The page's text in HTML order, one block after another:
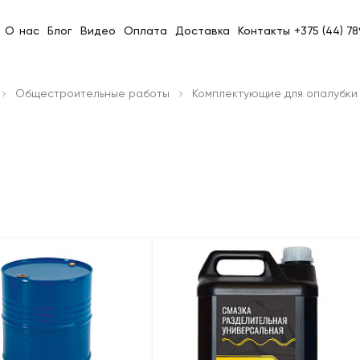
О нас Блог Видео Оплата Доставка Контакты +375 (44)
Общестроительные работы Комплектующие для опалубки